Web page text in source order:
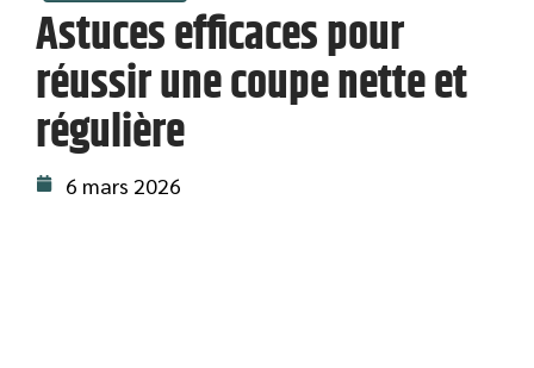
Astuces efficaces pour
réussir une coupe nette et
régulière
6 mars 2026